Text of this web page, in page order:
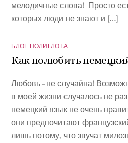
мелодичные слова! Просто
которых люди не знают и […]
БЛОГ ПОЛИГЛОТА
Как полюбить
Любовь – не случайна!
в моей жизни случалось не
немецкий язык не очень
они предпочитают
лишь потому, что звучат